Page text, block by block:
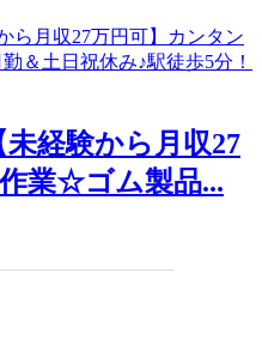
未経験から月収27
業☆ゴム製品...